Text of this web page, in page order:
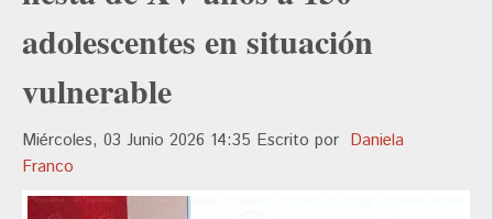
adolescentes en situación
vulnerable
Miércoles, 03 Junio 2026 14:35 Escrito por Daniela
Franco